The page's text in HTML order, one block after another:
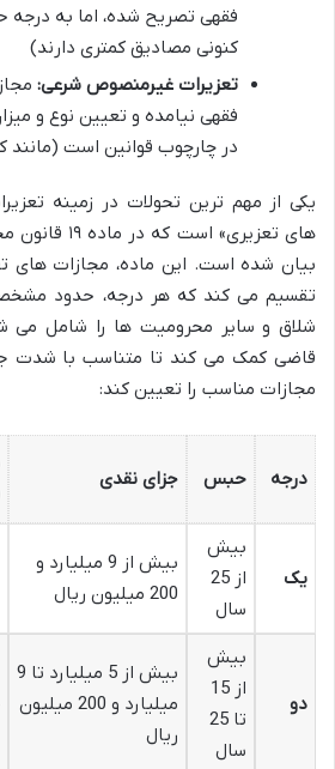
فقهی تصریح شده، اما به درجه
کنونی مصادیق کمتری دارند)
تعزیرات غیرمنصوص شرعی:
فقهی نیامده و تعیین نوع و
در چارچوب قوانین است (مانند
یکی از مهم ترین تحولات در زمینه
های تعزیری»
بیان شده است. این ماده، مجازات های
تقسیم می کند که هر درجه، حدود
شلاق و سایر محرومیت ها را شامل می
قاضی کمک می کند تا متناسب با شدت
مجازات مناسب را تعیین کند:
درجه حبس جزای نقدی
یک
بیش
از 25
سال
بیش از 9 میلیارد و
200 میلیون ریال
دو
بیش
از 15
تا 25
سال
بیش از 5 میلیارد تا 9
میلیارد و 200 میلیون
ریال